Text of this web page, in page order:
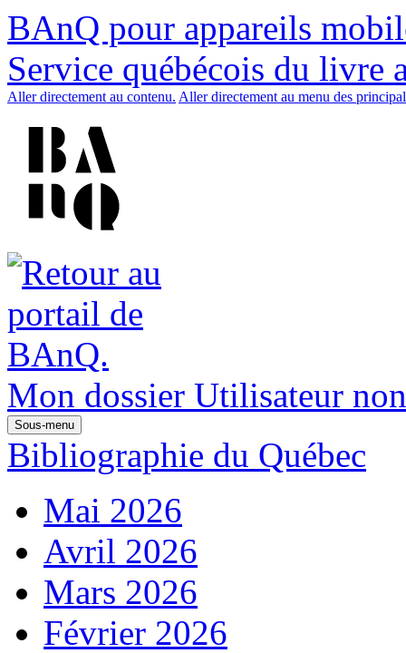
BAnQ pour appareils
Service québécois du livre
Aller directement au contenu. Aller directement au menu des
Mon dossier Utilisateur
Sous-menu
Bibliographie du Québec
Mai 2026
Avril 2026
Mars 2026
Février 2026